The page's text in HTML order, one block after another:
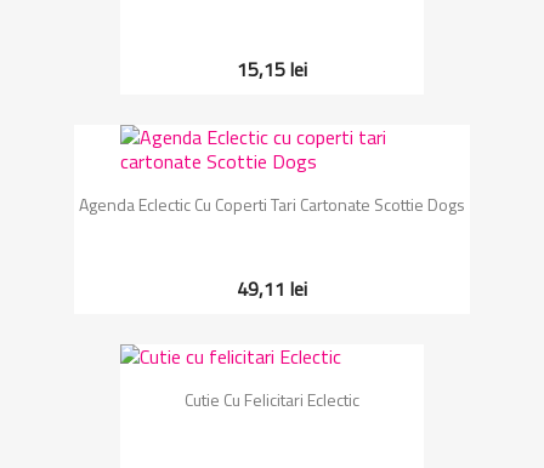
15,15 lei
Agenda Eclectic Cu Coperti Tari Cartonate Scottie Dogs
49,11 lei
Cutie Cu Felicitari Eclectic